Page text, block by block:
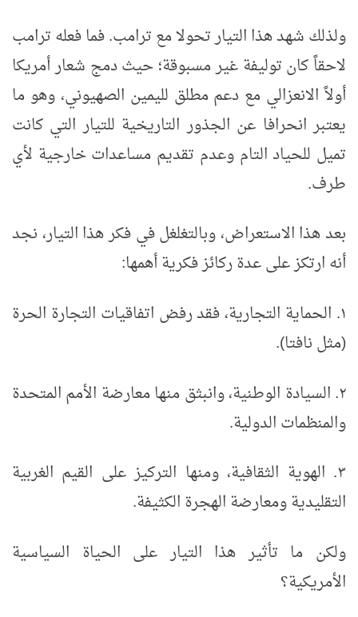
ولذلك شهد هذا التيار تحولا مع ترامب. فما فعله ترامب
لاحقاً كان توليفة غير مسبوقة؛ حيث دمج شعار أمريكا
أولاً الانعزالي مع دعم مطلق لليمين الصهيوني، وهو ما
يعتبر انحرافا عن الجذور التاريخية للتيار التي كانت
تميل للحياد التام وعدم تقديم مساعدات خارجية لأي
طرف.
بعد هذا الاستعراض، وبالتغلغل في فكر هذا التيار، نجد
أنه ارتكز على عدة ركائز فكرية أهمها:
١. الحماية التجارية، فقد رفض اتفاقيات التجارة الحرة
(مثل نافتا).
٢. السيادة الوطنية، وانبثق منها معارضة الأمم المتحدة
والمنظمات الدولية.
٣. الهوية الثقافية، ومنها التركيز على القيم الغربية
التقليدية ومعارضة الهجرة الكثيفة.
ولكن ما تأثير هذا التيار على الحياة السياسية
الأمريكية؟